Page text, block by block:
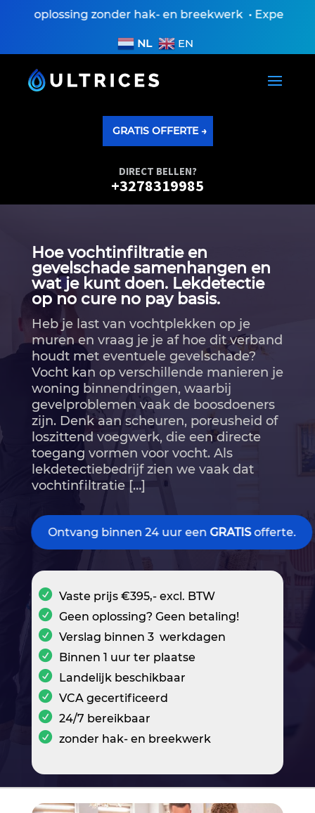
oplossing zonder hak- en breekwerk •
NL EN
GRATIS OFFERTE →
DIRECT BELLEN?
+3278319985
Hoe vochtinfiltratie en
gevelschade samenhangen en
wat je kunt doen.​ Lekdetectie
op no cure no pay basis.
Heb je last van vochtplekken op je
muren en vraag je je af hoe dit verband
houdt met eventuele gevelschade?
Vocht kan op verschillende manieren je
woning binnendringen, waarbij
gevelproblemen vaak de boosdoeners
zijn.​ Denk aan scheuren, poreusheid of
loszittend voegwerk, die een directe
toegang vormen voor vocht.​ Als
lekdetectiebedrijf zien we vaak dat
vochtinfiltratie […]
Ontvang binnen 24 uur een GRATISofferte.
Vaste prijs €395,- excl. BTW
Geen oplossing? Geen betaling!
Verslag binnen 3 werkdagen
Binnen 1 uur ter plaatse
Landelijk beschikbaar
VCA gecertificeerd
24/7 bereikbaar
zonder hak- en breekwerk